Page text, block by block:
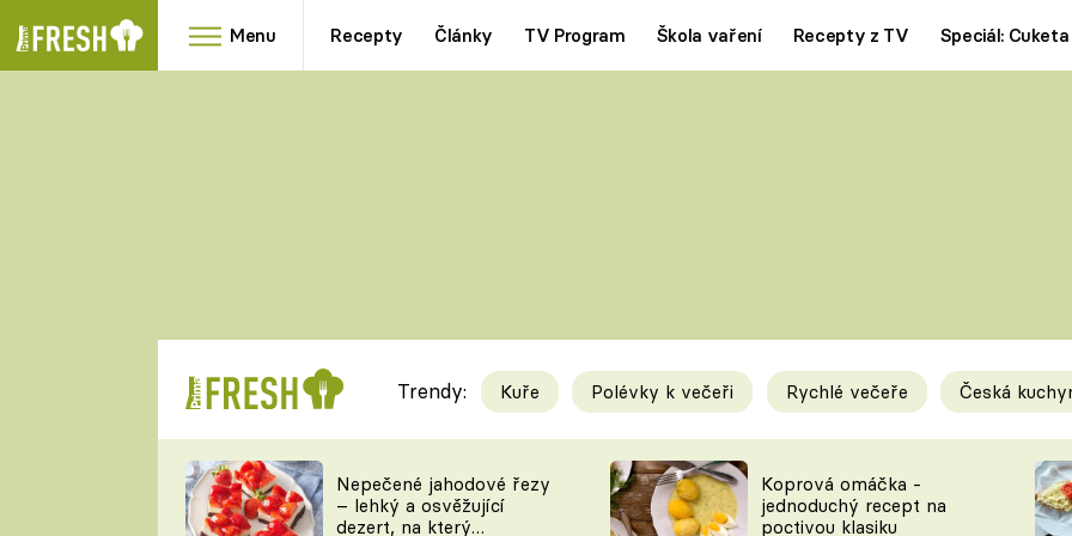
Menu Recepty Články TV Program Škola vaření Recepty z TV Speciál: Cuketa
RYCHLOVKY
Videorecepty
TEĎ VAŘÍ ŠÉF!
Tipy a triky
KAM ZA JÍDLEM
Trendy: Kuře Polévky k večeři Rychlé večeře Česká
Nepečené jahodové řezy
– lehký a osvěžující
dezert, na který
Koprová omáčka -
jednoduchý recept na
poctivou klasiku